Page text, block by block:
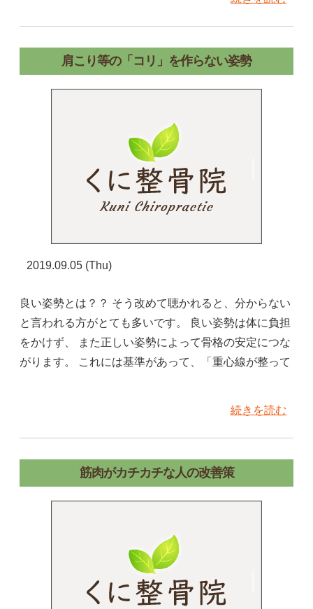
肩こり等の「コリ」を作らない姿勢
2019.09.05 (Thu)
良い姿勢とは？？ そう改めて聴かれると、分からない
と言われる方がとても多いです。 良い姿勢は体に負担
をかけず、 また正しい姿勢によって骨格の安定につな
がります。 これには基準があって、「重心線が整って
続きを読む
筋肉がカチカチな人の改善策